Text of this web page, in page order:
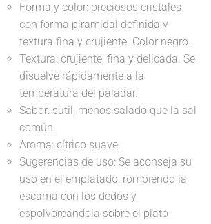
Forma y color: preciosos cristales
con forma piramidal definida y
textura fina y crujiente. Color negro.
Textura: crujiente, fina y delicada. Se
disuelve rápidamente a la
temperatura del paladar.
Sabor: sutil, menos salado que la sal
común.
Aroma: cítrico suave.
Sugerencias de uso: Se aconseja su
uso en el emplatado, rompiendo la
escama con los dedos y
espolvoreándola sobre el plato